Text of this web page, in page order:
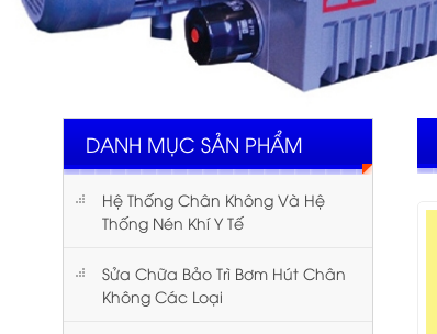
DANH MỤC SẢN PHẨM
Hệ Thống Chân Không Và Hệ
Thống Nén Khí Y Tế
Sửa Chữa Bảo Trì Bơm Hút Chân
Không Các Loại